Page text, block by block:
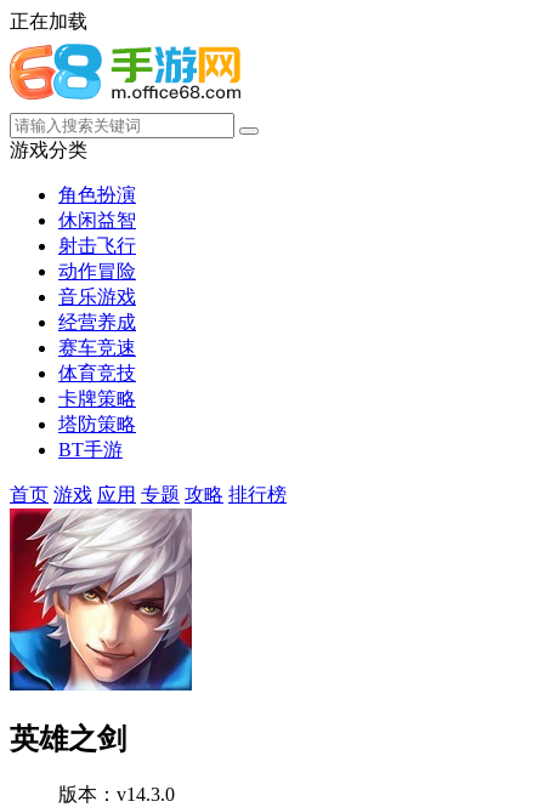
正在加载
游戏分类
角色扮演
休闲益智
射击飞行
动作冒险
音乐游戏
经营养成
赛车竞速
体育竞技
卡牌策略
塔防策略
BT手游
首页 游戏 应用 专题 攻略 排行榜
英雄之剑
版本：v14.3.0